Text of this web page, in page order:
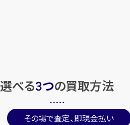
選べる3つの買取方法
その場で査定、即現金払い